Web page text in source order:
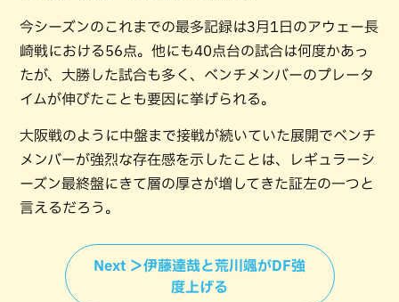
今シーズンのこれまでの最多記録は3月1日のアウェー長
崎戦における56点。他にも40点台の試合は何度かあっ
たが、大勝した試合も多く、ベンチメンバーのプレータ
イムが伸びたことも要因に挙げられる。
大阪戦のように中盤まで接戦が続いていた展開でベンチ
メンバーが強烈な存在感を示したことは、レギュラーシ
ーズン最終盤にきて層の厚さが増してきた証左の一つと
言えるだろう。
Next ＞伊藤達哉と荒川颯がDF強
度上げる